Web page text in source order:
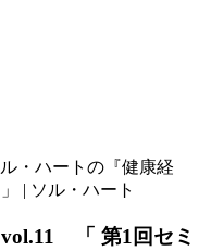
・ハートの『健康経
| ソル・ハート
「 第1回セミ